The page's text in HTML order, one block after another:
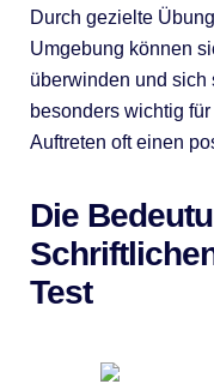
Durch gezielte
Umgebung können
überwinden und sich
besonders wichtig
Auftreten oft einen
Die
Test